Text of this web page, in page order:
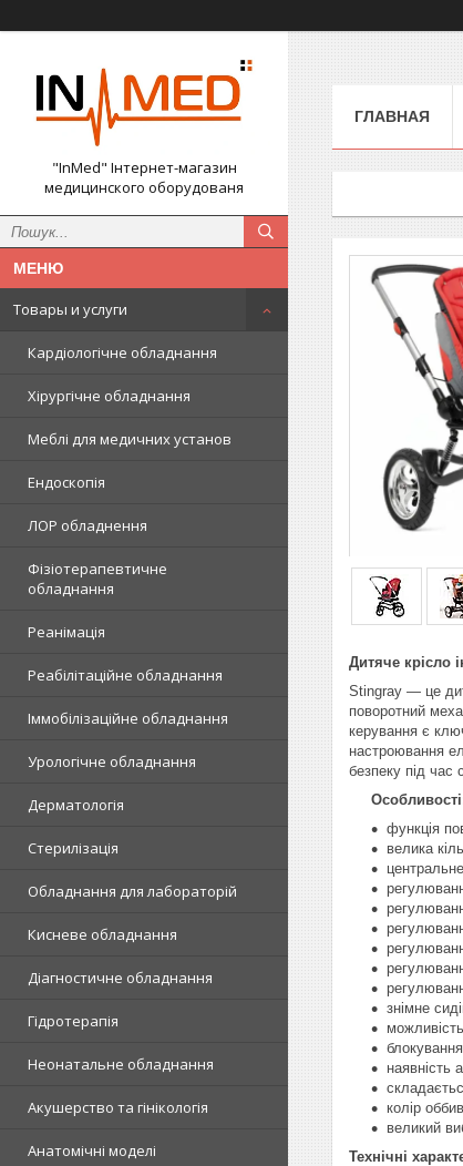
"InMed" Інтернет-магазин
медицинского оборудованя
Товары и услуги
Кардіологічне обладнання
Хірургічне обладнання
Меблі для медичних установ
Ендоскопія
ЛОР обладнення
Фізіотерапевтичне
обладнання
Реанімація
Реабілітаційне обладнання
Іммобілізаційне обладнання
Урологічне обладнання
Дерматологія
Стерилізація
Обладнання для лабораторій
Кисневе обладнання
Діагностичне обладнання
Гідротерапія
Неонатальне обладнання
Акушерство та гінікологія
Анатомічні моделі
ГЛАВНАЯ
Дитяче крісло
Stingray — це
поворотний
керування є
настроювання
безпеку під час
функція
велика
знімне
наявність
колір
великий
Технічні